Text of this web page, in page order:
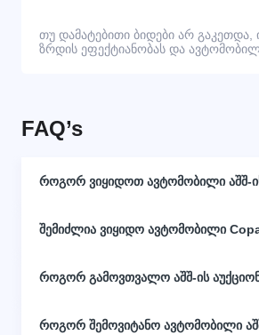
თუ დამატებითი ბიდები არ გაკეთდა,
ზრდის ეფექტიანობას და
FAQ’s
როგორ ვიყიდოთ ავტომობილი აშშ-
შემიძლია ვიყიდო ავტომობილი
როგორ გამოვთვალო აშშ-ის
როგორ შემოვიტანო ავტომობილი